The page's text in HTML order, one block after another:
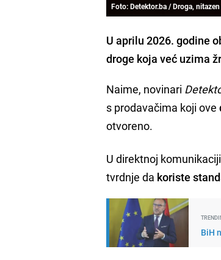
Foto: Detektor.ba / Droga, nitazen
U aprilu 2026. godine
droge koja već uzima
Naime, novinari
s prodavačima koji ove
otvoreno.
U direktnoj
tvrdnje da koriste
BiH